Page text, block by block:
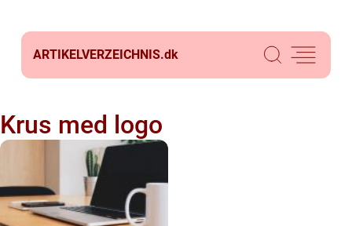
ARTIKELVERZEICHNIS.dk
Krus med logo